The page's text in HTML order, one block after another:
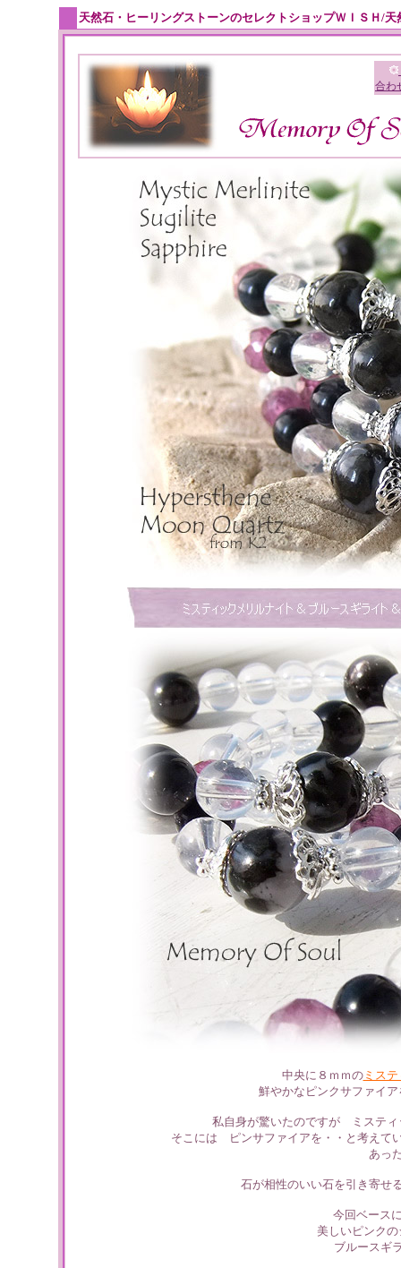
天然石・ヒーリングストーンのセレクトショップＷＩＳＨ/
合わ
中央に８ｍｍのミス
鮮やかなピンクサファイ
私自身が驚いたのですが ミスティ
そこには ピンサファイアを・・と考えて
あっ
石が相性のいい石を引き寄せ
今回ベース
美しいピンク
ブルースギ